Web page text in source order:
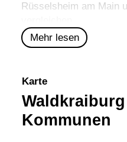
Rüsselsheim am Main
Mehr lesen
Karte
Kommunen